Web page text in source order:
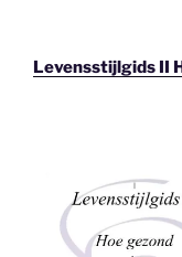
Levensstijlgids II